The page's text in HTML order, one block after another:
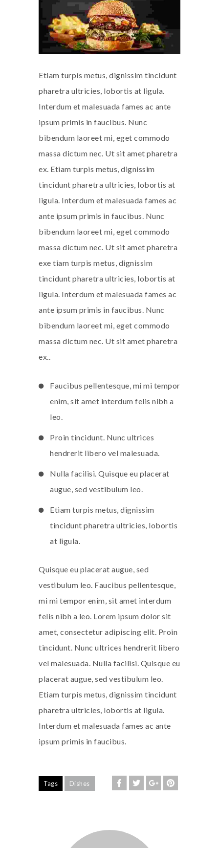
Etiam turpis metus, dignissim tincidunt
pharetra ultricies, lobortis at ligula.
Interdum et malesuada fames ac ante
ipsum primis in faucibus. Nunc
bibendum laoreet mi, eget commodo
massa dictum nec. Ut sit amet pharetra
ex. Etiam turpis metus, dignissim
tincidunt pharetra ultricies, lobortis at
ligula. Interdum et malesuada fames ac
ante ipsum primis in faucibus. Nunc
bibendum laoreet mi, eget commodo
massa dictum nec. Ut sit amet pharetra
exe tiam turpis metus, dignissim
tincidunt pharetra ultricies, lobortis at
ligula. Interdum et malesuada fames ac
ante ipsum primis in faucibus. Nunc
bibendum laoreet mi, eget commodo
massa dictum nec. Ut sit amet pharetra
ex..
Faucibus pellentesque, mi mi tempor
enim, sit amet interdum felis nibh a
leo.
Proin tincidunt. Nunc ultrices
hendrerit libero vel malesuada.
Nulla facilisi. Quisque eu placerat
augue, sed vestibulum leo.
Etiam turpis metus, dignissim
tincidunt pharetra ultricies, lobortis
at ligula.
Quisque eu placerat augue, sed
vestibulum leo. Faucibus pellentesque,
mi mi tempor enim, sit amet interdum
felis nibh a leo. Lorem ipsum dolor sit
amet, consectetur adipiscing elit. Proin
tincidunt. Nunc ultrices hendrerit libero
vel malesuada. Nulla facilisi. Quisque eu
placerat augue, sed vestibulum leo.
Etiam turpis metus, dignissim tincidunt
pharetra ultricies, lobortis at ligula.
Interdum et malesuada fames ac ante
ipsum primis in faucibus.
Tags Dishes